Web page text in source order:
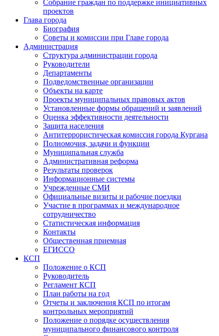
Собрание граждан по поддержке инициативных
проектов
Глава города
Биография
Советы и комиссии при Главе города
Администрация
Структура администрации города
Руководители
Департаменты
Подведомственные организации
Объекты на карте
Проекты муниципальных правовых актов
Установленные формы обращений и заявлений
Оценка эффективности деятельности
Защита населения
Антитеррористическая комиссия города Кургана
Полномочия, задачи и функции
Муниципальная служба
Административная реформа
Результаты проверок
Информационные системы
Учрежденные СМИ
Официальные визиты и рабочие поездки
Участие в программах и международное
сотрудничество
Статистическая информация
Контакты
Общественная приемная
ЕГИССО
КСП
Положение о КСП
Руководитель
Регламент КСП
План работы на год
Отчеты и заключения КСП по итогам
контрольных мероприятий
Положение о порядке осуществления
муниципального финансового контроля